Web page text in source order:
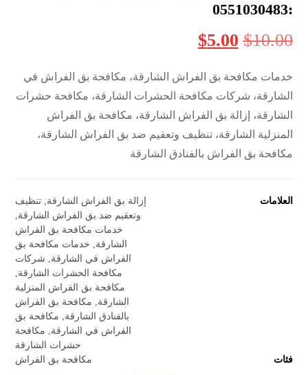
:0551030483
$10.00
$5.00
خدمات مكافحة بق الفراش الشارقة، مكافحة بق الفراش في
الشارقة، شركات مكافحة الحشرات الشارقة، مكافحة حشرات
الشارقة، إزالة بق الفراش الشارقة، مكافحة بق الفراش
المنزلية الشارقة، تنظيف وتعقيم ضد بق الفراش الشارقة،
مكافحة بق الفراش بالفنادق الشارقة
العلامات إزالة بق الفراش الشارقة, تنظيف
وتعقيم ضد بق الفراش الشارقة,
خدمات مكافحة بق الفراش
الشارقة, خدمات مكافحة بق
الفراش في الشارقة, شركات
مكافحة الحشرات الشارقة,
مكافحة بق الفراش المنزلية
الشارقة, مكافحة بق الفراش
بالفنادق الشارقة, مكافحة بق
الفراش في الشارقة, مكافحة
حشرات الشارقة
فئات
مكافحة بق الفراش